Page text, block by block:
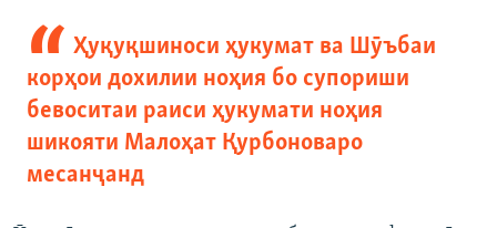
Ҳуқуқшиноси ҳукумат ва Шӯъбаи
корҳои дохилии ноҳия бо супориши
бевоситаи раиси ҳукумати ноҳия
шикояти Малоҳат Қурбоноваро
месанҷанд